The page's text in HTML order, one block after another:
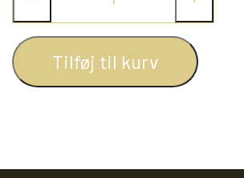
REOL MISTRAL
REOL SIGN
SPEJLE
Tilføj til kurv